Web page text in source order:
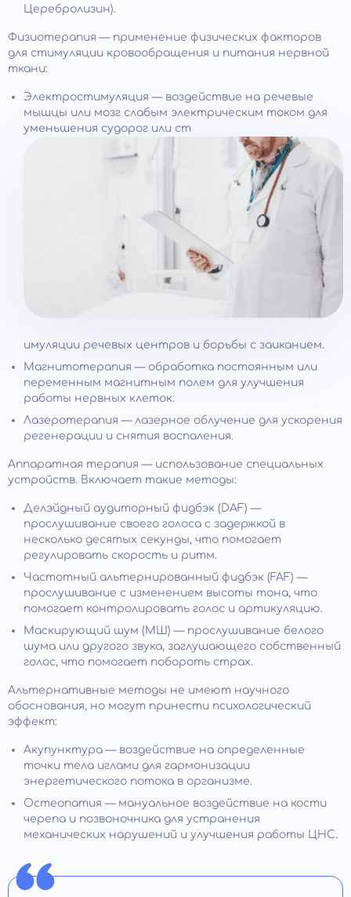
Церебролизин).
Физиотерапия — применение физических факторов
для стимуляции кровообращения и питания нервной
ткани:
Электростимуляция — воздействие на речевые
мышцы или мозг слабым электрическим током для
уменьшения судорог или ст
имуляции речевых центров и борьбы с заиканием.
Магнитотерапия — обработка постоянным или
переменным магнитным полем для улучшения
работы нервных клеток.
Лазеротерапия — лазерное облучение для ускорения
регенерации и снятия воспаления.
Аппаратная терапия — использование специальных
устройств. Включает такие методы:
Делэйдный аудиторный фидбэк (DAF) —
прослушивание своего голоса с задержкой в
несколько десятых секунды, что помогает
регулировать скорость и ритм.
Частотный альтернированный фидбэк (FAF) —
прослушивание с изменением высоты тона, что
помогает контролировать голос и артикуляцию.
Маскирующий шум (МШ) — прослушивание белого
шума или другого звука, заглушающего собственный
голос, что помогает побороть страх.
Альтернативные методы не имеют научного
обоснования, но могут принести психологический
эффект:
Акупунктура — воздействие на определенные
точки тела иглами для гармонизации
энергетического потока в организме.
Остеопатия — мануальное воздействие на кости
черепа и позвоночника для устранения
механических нарушений и улучшения работы ЦНС.